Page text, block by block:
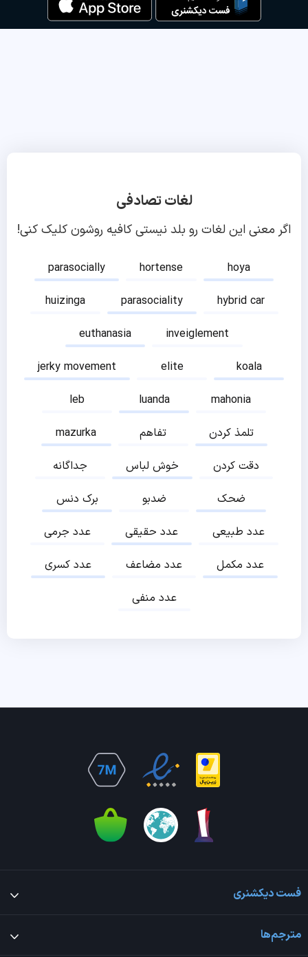
لغات تصادفی
اگر معنی این لغات رو بلد نیستی کافیه روشون کلیک کنی!
parasocially hortense
hoya
huizinga
parasociality
hybrid car
euthanasia
inveiglement
jerky movement
elite
koala
leb
luanda
mahonia
mazurka
تفاهم
تلمذ کردن
جداگانه
خوش لباس
دقت کردن
برک دنس
ضدبو
ضحک
عدد جرمی
عدد حقیقی
عدد طبیعی
عدد کسری
عدد مضاعف
عدد مکمل
عدد منفی
فست دیکشنری
مترجم‌ها